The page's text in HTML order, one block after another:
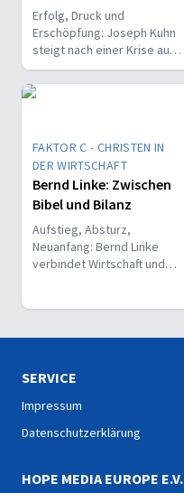
auszubrennen
Erfolg, Druck und
Erschöpfung: Joseph Kuhn
steigt nach einer Krise aus
dem Familienbetrieb aus –
und wagt im Vertrauen auf
Gott einen Neustart.
FAKTOR C - CHRISTEN IN
DER WIRTSCHAFT
Bernd Linke: Zwischen
Bibel und Bilanz
Aufstieg, Absturz,
Neuanfang: Bernd Linke
verbindet Wirtschaft und
SERVICE
Impressum
Datenschutzerklärung
HOPE MEDIA EUROPE E.V.